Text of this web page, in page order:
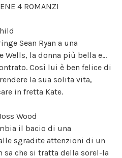
4 ROMANZI
Sean Ryan a una
Wells, la donna più bella e...
Così lui è ben felice di
la sua solita vita,
in fretta Kate.
Wood
il bacio di una
sgradite attenzioni di un
che si tratta della sorel-la